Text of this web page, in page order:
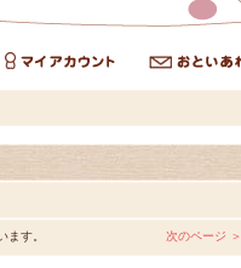
す。 次のページ ＞